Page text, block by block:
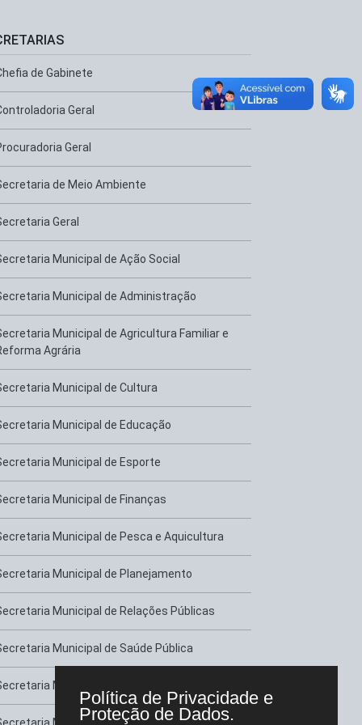
de Gabinete
Geral
Geral
de Meio Ambiente
Geral
Municipal de Ação Social
Municipal de Administração
Municipal de Agricultura Familiar e
Agrária
Municipal de Cultura
Municipal de Educação
Municipal de Esporte
Municipal de Finanças
Municipal de Pesca e Aquicultura
Municipal de Planejamento
Municipal de Relações Públicas
Municipal de Saúde Pública
Municipal de Serviços Urbanos
Política de Privacidade e
Proteção de Dados.